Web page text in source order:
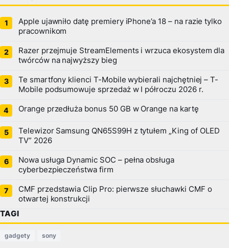
Apple ujawniło datę premiery iPhone’a 18 – na razie tylko
pracownikom
Razer przejmuje StreamElements i wrzuca ekosystem dla
twórców na najwyższy bieg
Te smartfony klienci T-Mobile wybierali najchętniej – T-
Mobile podsumowuje sprzedaż w I półroczu 2026 r.
Orange przedłuża bonus 50 GB w Orange na kartę
Telewizor Samsung QN65S99H z tytułem „King of OLED
TV” 2026
Nowa usługa Dynamic SOC – pełna obsługa
cyberbezpieczeństwa firm
CMF przedstawia Clip Pro: pierwsze słuchawki CMF o
otwartej konstrukcji
TAGI
gadgety sony